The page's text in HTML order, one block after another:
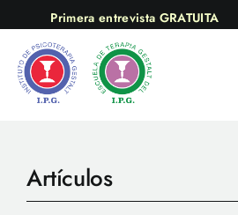
contenido
Primera entrevista GRATUITA
Artículos